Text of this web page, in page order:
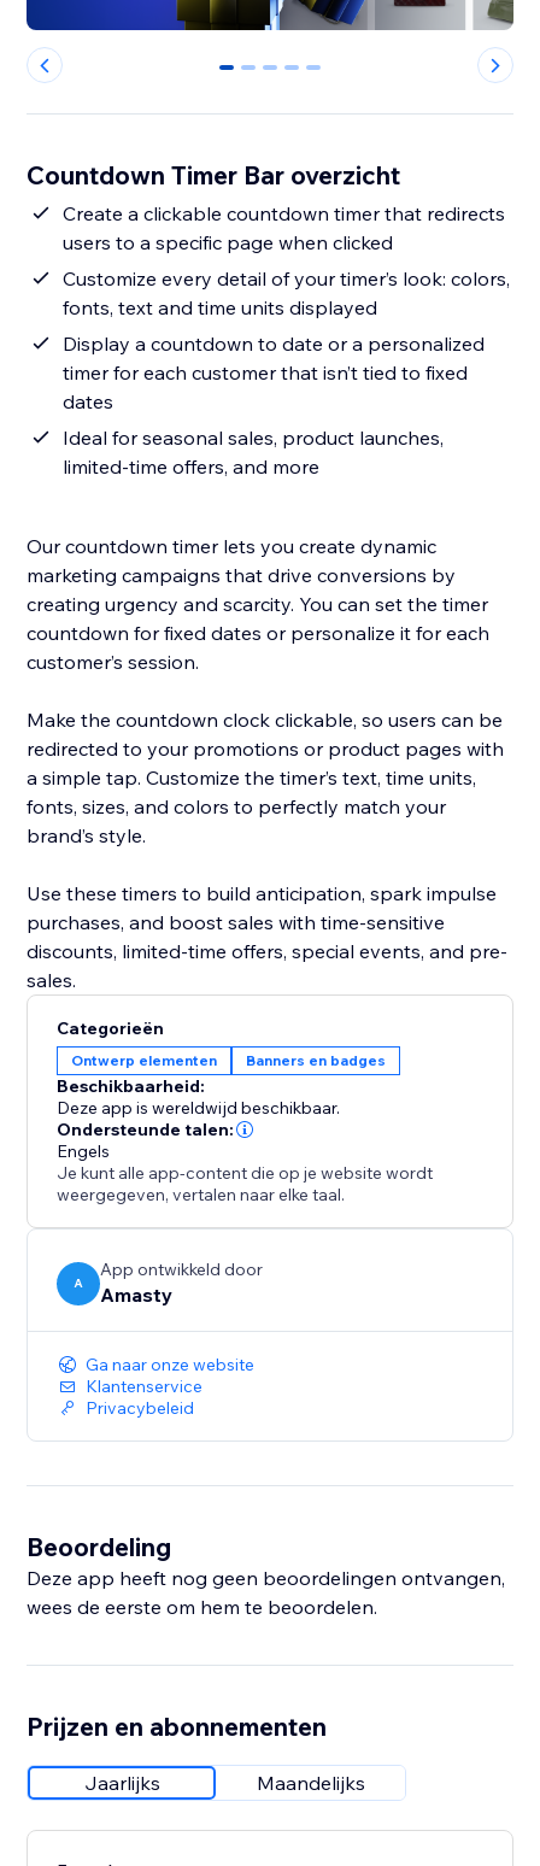
0 1 2 3 4
Countdown Timer Bar overzicht
Create a clickable countdown timer that redirects
users to a specific page when clicked
Customize every detail of your timer’s look: colors,
fonts, text and time units displayed
Display a countdown to date or a personalized
timer for each customer that isn’t tied to fixed
dates
Ideal for seasonal sales, product launches,
limited-time offers, and more
Our countdown timer lets you create dynamic
marketing campaigns that drive conversions by
creating urgency and scarcity. You can set the timer
countdown for fixed dates or personalize it for each
customer’s session.
Make the countdown clock clickable, so users can be
redirected to your promotions or product pages with
a simple tap. Customize the timer’s text, time units,
fonts, sizes, and colors to perfectly match your
brand’s style.
Use these timers to build anticipation, spark impulse
purchases, and boost sales with time-sensitive
discounts, limited-time offers, special events, and pre-
sales.
Categorieën
Ontwerp elementen Banners en badges
Beschikbaarheid:
Deze app is wereldwijd beschikbaar.
Ondersteunde talen:
Engels
Je kunt alle app-content die op je website wordt
weergegeven, vertalen naar elke taal.
A
App ontwikkeld door
Amasty
Ga naar onze website
Klantenservice
Privacybeleid
Beoordeling
Deze app heeft nog geen beoordelingen ontvangen,
wees de eerste om hem te beoordelen.
Prijzen en abonnementen
Jaarlijks Maandelijks